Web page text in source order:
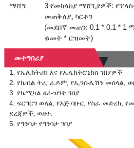
ማሸግ
3 የመከላከያ ማሸጊያዎች:
መጠቅለያ, ካርቶን
(መደበኛ መጠን: 0.1 * 0.1 * 1
ቁመት * ርዝመት)
መተግበሪያ
1. የኤሌክትሪክ እና የኤሌክትሮኒክስ ገበያዎች
2. የኬብል ትሪ, ራዶም, የኢንሱሌሽን መሰላል,
3. የኬሚካል ፀረ-ዝገት ገበያ
4. ፍርግርግ ወለል, የእጅ ባቡር, የስራ መድረክ,
ደረጃዎች, ወዘተ.
5. የግንባታ የግንባታ ገበያ